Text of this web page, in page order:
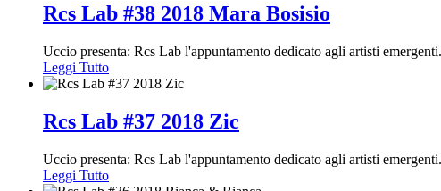
Rcs Lab #38 2018 Mara Bosisio
Uccio presenta: Rcs Lab l'appuntamento dedicato agli artisti
Leggi Tutto
Rcs Lab #37 2018 Zic
Uccio presenta: Rcs Lab l'appuntamento dedicato agli artisti
Leggi Tutto